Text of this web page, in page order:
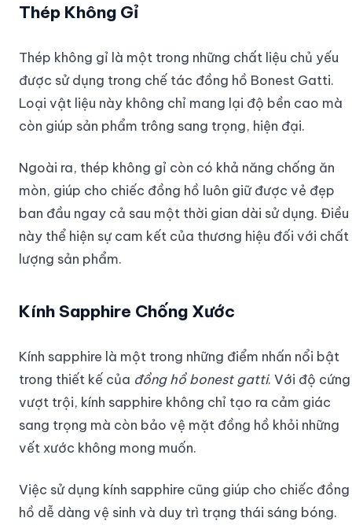
Thép Không Gỉ
Thép không gỉ là một trong những chất liệu chủ yếu
được sử dụng trong chế tác đồng hồ Bonest Gatti.
Loại vật liệu này không chỉ mang lại độ bền cao mà
còn giúp sản phẩm trông sang trọng, hiện đại.
Ngoài ra, thép không gỉ còn có khả năng chống ăn
mòn, giúp cho chiếc đồng hồ luôn giữ được vẻ đẹp
ban đầu ngay cả sau một thời gian dài sử dụng. Điều
này thể hiện sự cam kết của thương hiệu đối với chất
lượng sản phẩm.
Kính Sapphire Chống Xước
Kính sapphire là một trong những điểm nhấn nổi bật
trong thiết kế của đồng hồ bonest gatti. Với độ cứng
vượt trội, kính sapphire không chỉ tạo ra cảm giác
sang trọng mà còn bảo vệ mặt đồng hồ khỏi những
vết xước không mong muốn.
Việc sử dụng kính sapphire cũng giúp cho chiếc đồng
hồ dễ dàng vệ sinh và duy trì trạng thái sáng bóng.